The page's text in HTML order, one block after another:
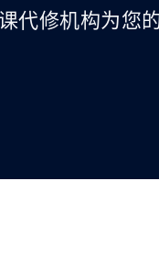
代修机构为您